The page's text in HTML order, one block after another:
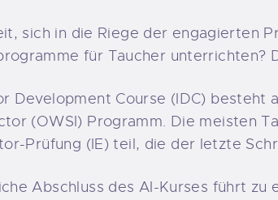
sich in die Riege der engagierten
für Taucher unterrichten?
Development Course (IDC) besteht
(OWSI) Programm. Die meisten
Prüfung (IE) teil, die der letzte
Abschluss des AI-Kurses führt